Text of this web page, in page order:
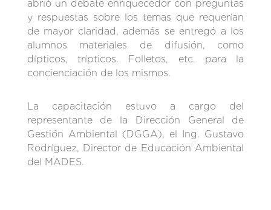
abrió un debate enriquecedor con preguntas
y respuestas sobre los temas que requerían
de mayor claridad, además se entregó a los
alumnos materiales de difusión, como
dípticos, trípticos. Folletos, etc. para la
concienciación de los mismos.
La capacitación estuvo a cargo del
representante de la Dirección General de
Gestión Ambiental (DGGA), el Ing. Gustavo
Rodríguez, Director de Educación Ambiental
del MADES.